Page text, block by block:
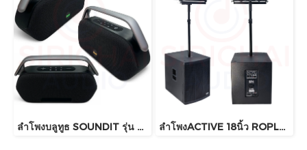
ลำโพงบลูทูธ SOUNDIT รุ่น S60 PRO ลำโพงACTIVE 18นิ้ว ROPLUS รุ่น SUB18x (SUB ARRAY 4000watt)